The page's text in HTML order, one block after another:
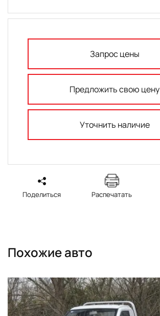
Запрос цены
Предложить свою цену
Уточнить наличие
Поделиться Распечатать
Похожие авто